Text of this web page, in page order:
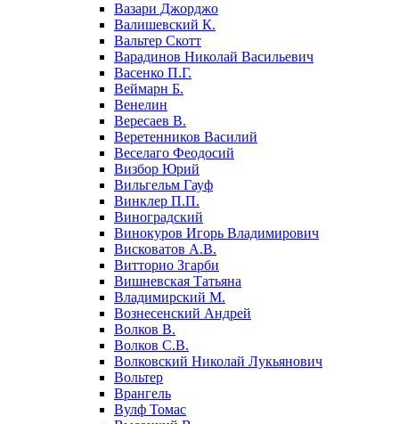
Вазари Джорджо
Валишевский К.
Вальтер Скотт
Варадинов Николай Васильевич
Васенко П.Г.
Веймарн Б.
Венелин
Вересаев В.
Веретенников Василий
Веселаго Феодосий
Визбор Юрий
Вильгельм Гауф
Винклер П.П.
Виноградский
Винокуров Игорь Владимирович
Висковатов А.В.
Витторио Згарби
Вишневская Татьяна
Владимирский М.
Вознесенский Андрей
Волков В.
Волков С.В.
Волковский Николай Лукьянович
Вольтер
Врангель
Вулф Томас